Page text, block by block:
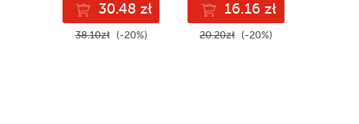
30.48 zł
38.10zł (-20%)
16.16 zł
20.20zł (-20%)